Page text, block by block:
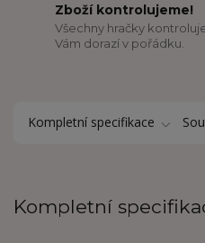
Zboží kontrolujeme!
Všechny hračky
Vám dorazí v pořádku.
Kompletní specifikace
Kompletní